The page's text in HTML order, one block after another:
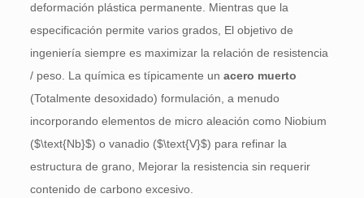
deformación plástica permanente. Mientras que la
especificación permite varios grados, El objetivo de
ingeniería siempre es maximizar la relación de resistencia
/ peso. La química es típicamente un acero muerto
(Totalmente desoxidado) formulación, a menudo
incorporando elementos de micro aleación como Niobium
($\text{Nb}$) o vanadio ($\text{V}$) para refinar la
estructura de grano, Mejorar la resistencia sin requerir
contenido de carbono excesivo.